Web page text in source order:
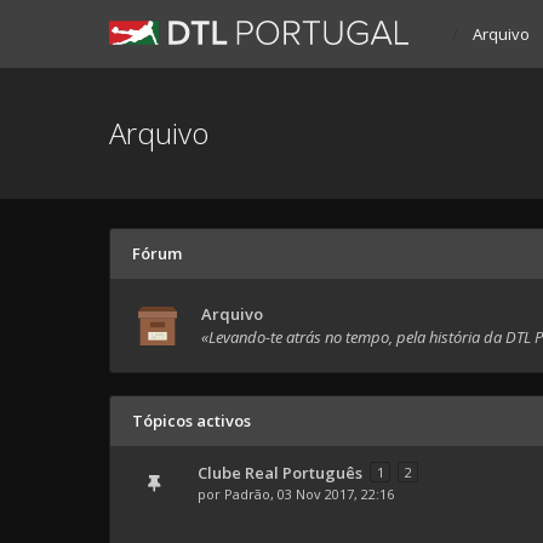
Arquivo
Arquivo
Fórum
Arquivo
«Levando-te atrás no tempo, pela história da DTL
Tópicos activos
Clube Real Português 1
2
por Padrão, 03 Nov 2017, 22:16